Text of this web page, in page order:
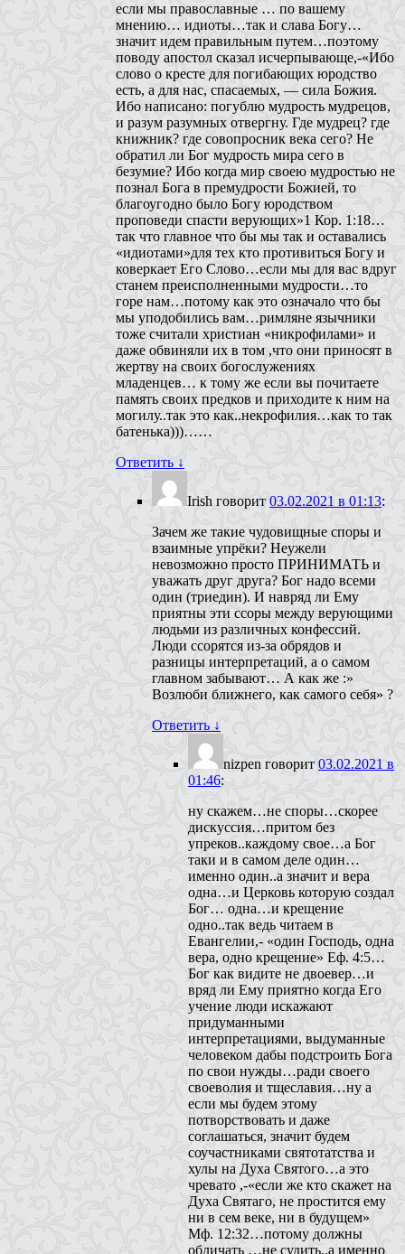
если мы православные … по вашему
мнению… идиоты…так и слава Богу…
значит идем правильным путем…поэтому
поводу апостол сказал исчерпывающе,-«Ибо
слово о кресте для погибающих юродство
есть, а для нас, спасаемых, — сила Божия.
Ибо написано: погублю мудрость мудрецов,
и разум разумных отвергну. Где мудрец? где
книжник? где совопросник века сего? Не
обратил ли Бог мудрость мира сего в
безумие? Ибо когда мир своею мудростью не
познал Бога в премудрости Божией, то
благоугодно было Богу юродством
проповеди спасти верующих»1 Кор. 1:18…
так что главное что бы мы так и оставались
«идиотами»для тех кто противиться Богу и
коверкает Его Слово…если мы для вас вдруг
станем преисполненными мудрости…то
горе нам…потому как это означало что бы
мы уподобились вам…римляне язычники
тоже считали христиан «никрофилами» и
даже обвиняли их в том ,что они приносят в
жертву на своих богослужениях
младенцев… к тому же если вы почитаете
память своих предков и приходите к ним на
могилу..так это как..некрофилия…как то так
батенька)))……
Ответить ↓
Irish говорит 03.02.2021 в 01:13:
Зачем же такие чудовищные споры и
взаимные упрёки? Неужели
невозможно просто ПРИНИМАТЬ и
уважать друг друга? Бог надо всеми
один (триедин). И навряд ли Ему
приятны эти ссоры между верующими
людьми из различных конфессий.
Люди ссорятся из-за обрядов и
разницы интерпретаций, а о самом
главном забывают… А как же :»
Возлюби ближнего, как самого себя» ?
Ответить ↓
nizpen говорит 03.02.2021 в
01:46:
ну скажем…не споры…скорее
дискуссия…притом без
упреков..каждому свое…а Бог
таки и в самом деле один…
именно один..а значит и вера
одна…и Церковь которую создал
Бог… одна…и крещение
одно..так ведь читаем в
Евангелии,- «один Господь, одна
вера, одно крещение» Еф. 4:5…
Бог как видите не двоевер…и
вряд ли Ему приятно когда Его
учение люди искажают
придуманными
интерпретациями, выдуманные
человеком дабы подстроить Бога
по свои нужды…ради своего
своеволия и тщеславия…ну а
если мы будем этому
потворствовать и даже
соглашаться, значит будем
соучастниками святотатства и
хулы на Духа Святого…а это
чревато ,-«если же кто скажет на
Духа Святаго, не простится ему
ни в сем веке, ни в будущем»
Мф. 12:32…потому должны
обличать …не судить..а именно